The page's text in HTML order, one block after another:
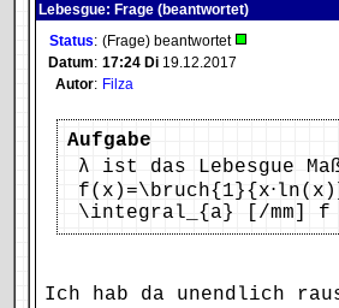
Lebesgue: Frage (beantwortet)
Status: (Frage) beantwortet
Datum: 17:24 Di 19.12.2017
Autor: Filza
Aufgabe
λ ist das Lebesgue
\integral_{a} [/mm] f
Ich hab da unendlich